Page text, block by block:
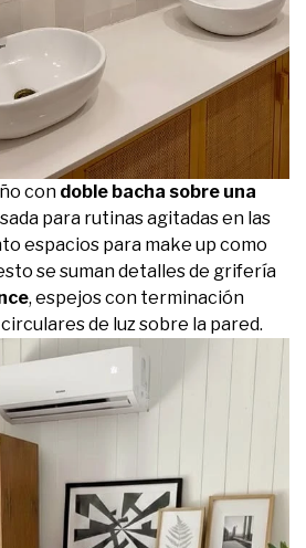
con doble bacha sobre una
para rutinas agitadas en las
espacios para make up como
se suman detalles de grifería
, espejos con terminación
de luz sobre la pared.